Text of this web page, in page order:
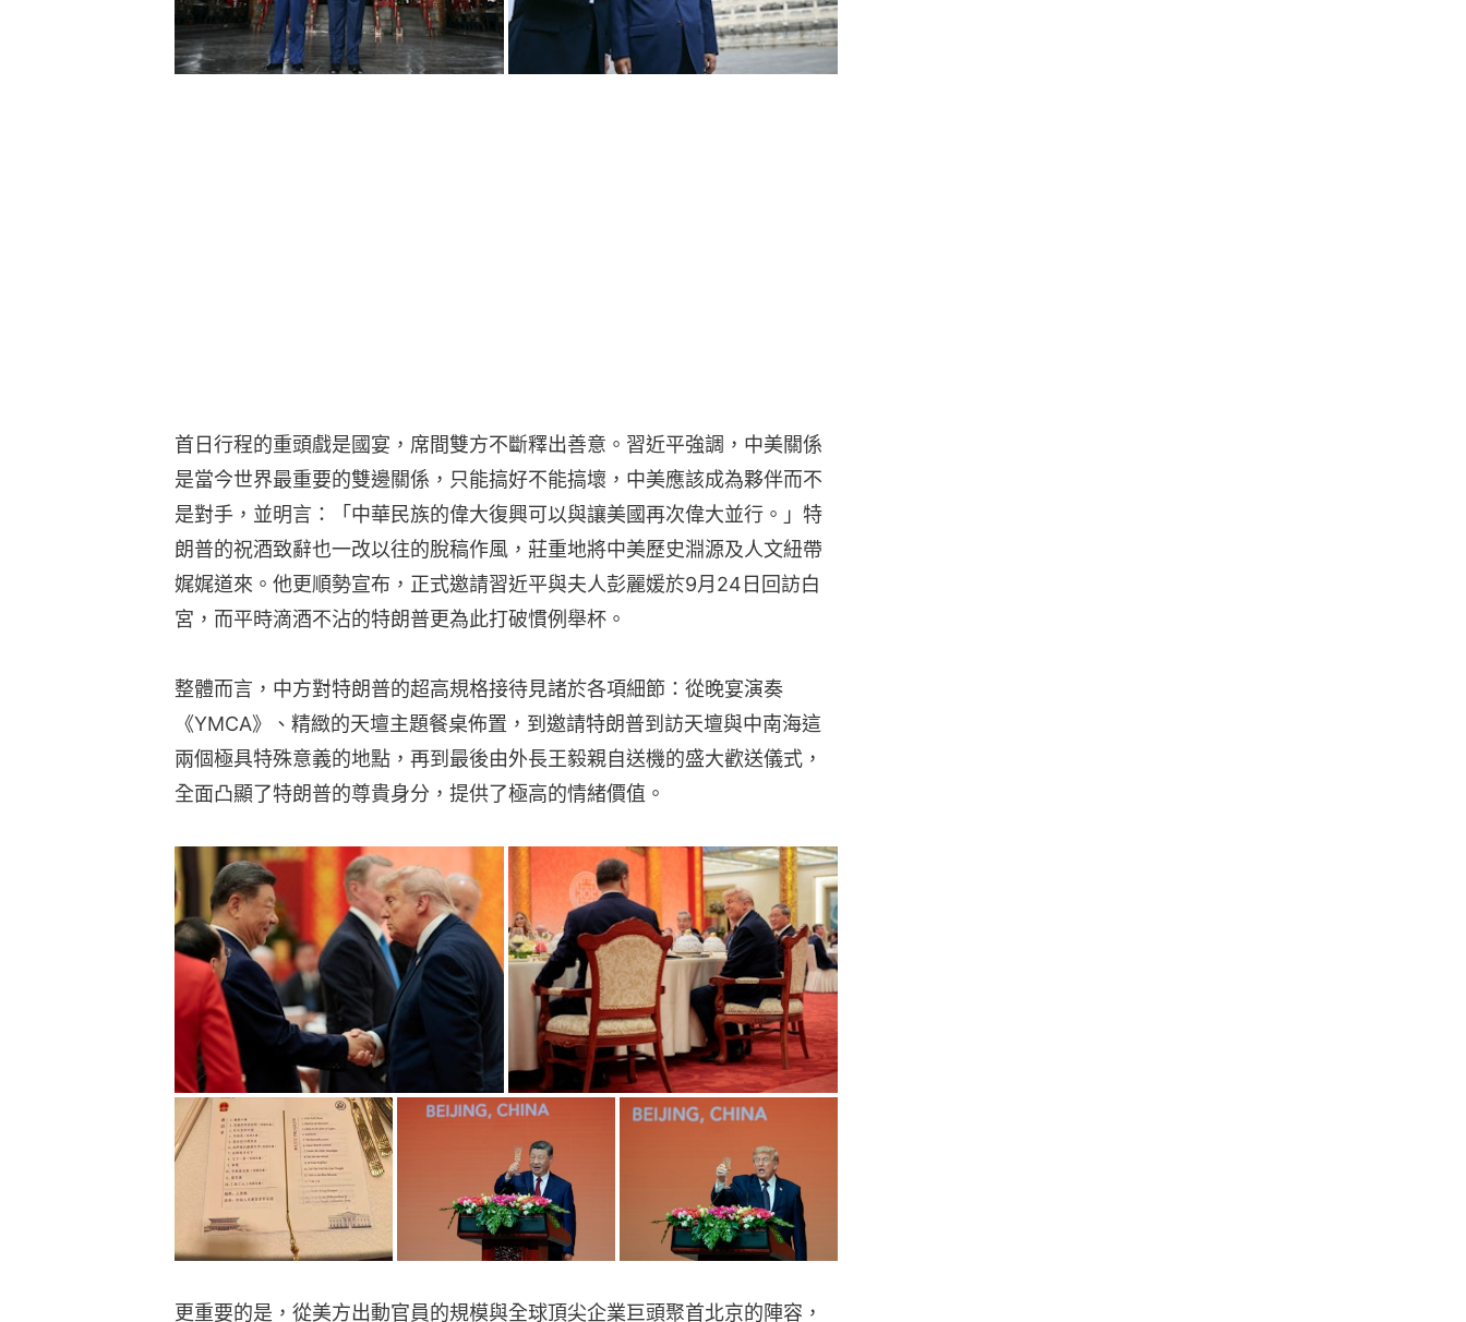
首日行程的重頭戲是國宴，席間雙方不斷釋出善意。習近平強調，中美關係
是當今世界最重要的雙邊關係，只能搞好不能搞壞，中美應該成為夥伴而不
是對手，並明言：「中華民族的偉大復興可以與讓美國再次偉大並行。」特
朗普的祝酒致辭也一改以往的脫稿作風，莊重地將中美歷史淵源及人文紐帶
娓娓道來。他更順勢宣布，正式邀請習近平與夫人彭麗媛於9月24日回訪白
宮，而平時滴酒不沾的特朗普更為此打破慣例舉杯。
整體而言，中方對特朗普的超高規格接待見諸於各項細節：從晚宴演奏
《YMCA》、精緻的天壇主題餐桌佈置，到邀請特朗普到訪天壇與中南海這
兩個極具特殊意義的地點，再到最後由外長王毅親自送機的盛大歡送儀式，
全面凸顯了特朗普的尊貴身分，提供了極高的情緒價值。
更重要的是，從美方出動官員的規模與全球頂尖企業巨頭聚首北京的陣容，